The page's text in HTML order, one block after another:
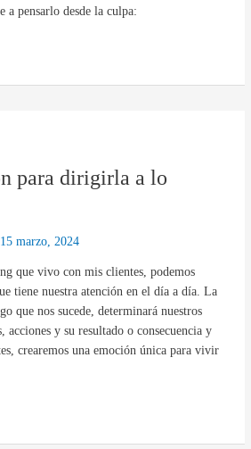
a pensarlo desde la culpa:
para dirigirla a lo
15 marzo, 2024
que vivo con mis clientes, podemos
tiene nuestra atención en el día a día. La
que nos sucede, determinará nuestros
acciones y su resultado o consecuencia y
crearemos una emoción única para vivir